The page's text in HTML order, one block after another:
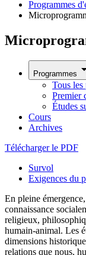
Programmes
Programmes
Tous les
Premier
Études
Cours
Archives
Télécharger le PDF
Survol
Exigences du
En pleine
connaissance
religieux,
humain-animal. Les
dimensions
relations que nous,